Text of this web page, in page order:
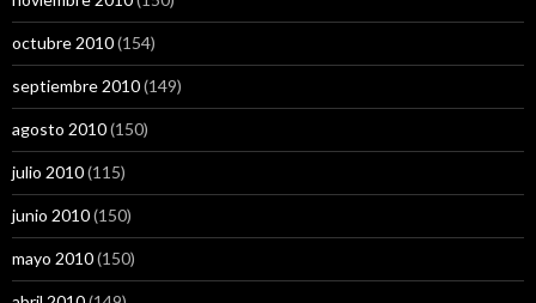
octubre 2010(154)
septiembre 2010(149)
agosto 2010(150)
julio 2010(115)
junio 2010(150)
mayo 2010(150)